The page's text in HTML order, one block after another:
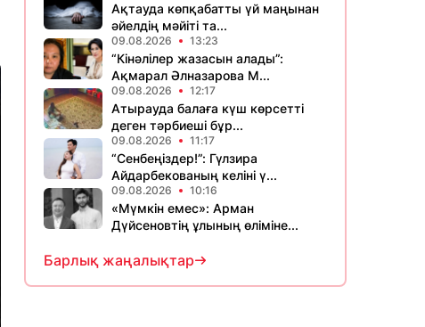
Ақтауда көпқабатты үй маңынан
әйелдің мәйіті та...
09.08.2026 13:23
“Кінәлілер жазасын алады”:
Ақмарал Әлназарова М...
09.08.2026 12:17
Атырауда балаға күш көрсетті
деген тәрбиеші бұр...
09.08.2026 11:17
“Сенбеңіздер!”: Гүлзира
Айдарбекованың келіні ү...
09.08.2026 10:16
«Мүмкін емес»: Арман
Дүйсеновтің ұлының өліміне...
Барлық жаңалықтар